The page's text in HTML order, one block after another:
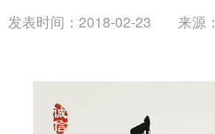
发表时间： 2018-02-23 来源：